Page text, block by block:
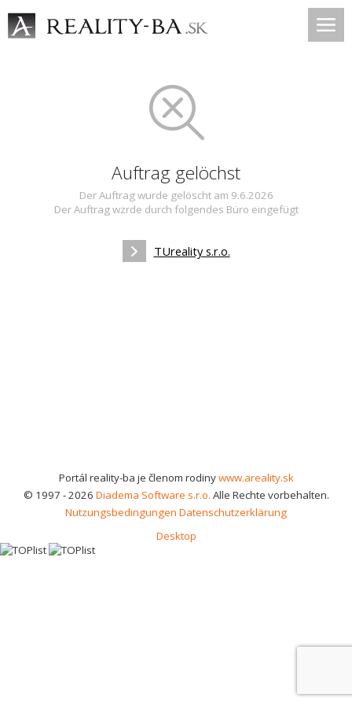
Auftrag gelöchst
Der Auftrag wurde gelöscht am 9.6.2026
Der Auftrag wzrde durch folgendes Büro eingefügt
TUreality s.r.o.
Portál reality-ba je členom rodinywww.areality.sk
© 1997 - 2026 Diadema Software s.r.o. Alle Rechte vorbehalten.
Nutzungsbedingungen Datenschutzerklärung
Desktop